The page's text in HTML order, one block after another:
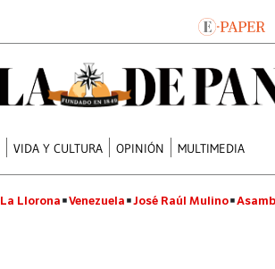
VIDA Y CULTURA OPINIÓN MULTIMEDIA
La Llorona Venezuela José Raúl Mulino